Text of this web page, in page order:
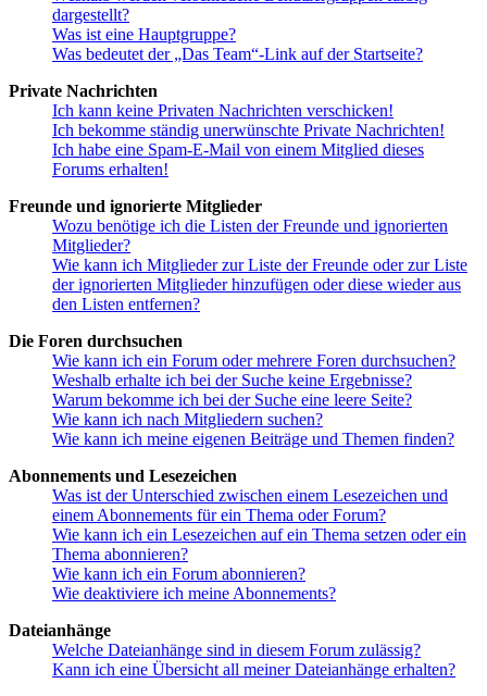
dargestellt?
Was ist eine Hauptgruppe?
Was bedeutet der „Das Team“-Link auf der Startseite?
Private Nachrichten
Ich kann keine Privaten Nachrichten verschicken!
Ich bekomme ständig unerwünschte Private Nachrichten!
Ich habe eine Spam-E-Mail von einem Mitglied dieses
Forums erhalten!
Freunde und ignorierte Mitglieder
Wozu benötige ich die Listen der Freunde und ignorierten
Mitglieder?
Wie kann ich Mitglieder zur Liste der Freunde oder zur Liste
der ignorierten Mitglieder hinzufügen oder diese wieder aus
den Listen entfernen?
Die Foren durchsuchen
Wie kann ich ein Forum oder mehrere Foren durchsuchen?
Weshalb erhalte ich bei der Suche keine Ergebnisse?
Warum bekomme ich bei der Suche eine leere Seite?
Wie kann ich nach Mitgliedern suchen?
Wie kann ich meine eigenen Beiträge und Themen finden?
Abonnements und Lesezeichen
Was ist der Unterschied zwischen einem Lesezeichen und
einem Abonnements für ein Thema oder Forum?
Wie kann ich ein Lesezeichen auf ein Thema setzen oder ein
Thema abonnieren?
Wie kann ich ein Forum abonnieren?
Wie deaktiviere ich meine Abonnements?
Dateianhänge
Welche Dateianhänge sind in diesem Forum zulässig?
Kann ich eine Übersicht all meiner Dateianhänge erhalten?